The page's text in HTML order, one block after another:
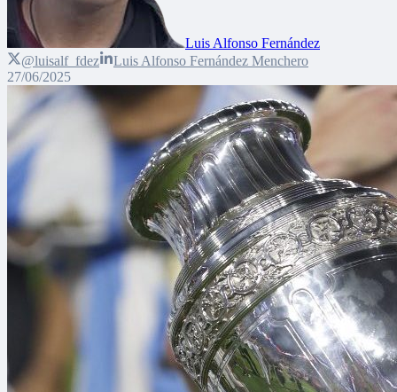
Luis Alfonso Fernández
@luisalf_fdez
Luis Alfonso Fernández Menchero
27/06/2025